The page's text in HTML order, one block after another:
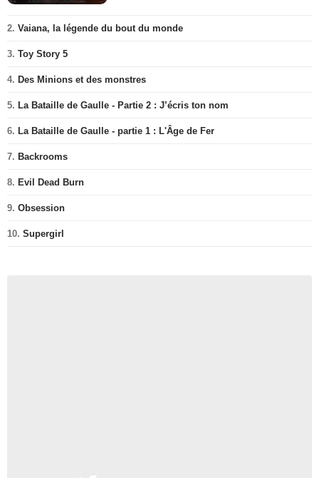
2. Vaiana, la légende du bout du monde
3. Toy Story 5
4. Des Minions et des monstres
5. La Bataille de Gaulle - Partie 2 : J’écris ton nom
6. La Bataille de Gaulle - partie 1 : L'Âge de Fer
7. Backrooms
8. Evil Dead Burn
9. Obsession
10. Supergirl